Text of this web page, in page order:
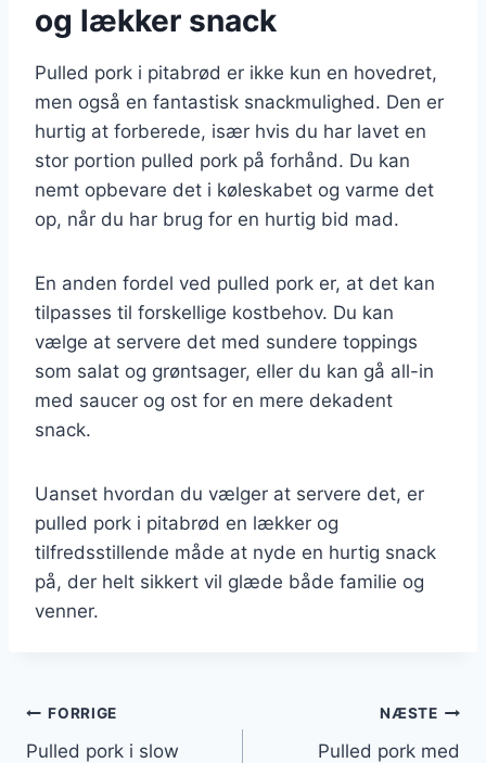
og lækker snack
Pulled pork i pitabrød er ikke kun en hovedret,
men også en fantastisk snackmulighed. Den er
hurtig at forberede, især hvis du har lavet en
stor portion pulled pork på forhånd. Du kan
nemt opbevare det i køleskabet og varme det
op, når du har brug for en hurtig bid mad.
En anden fordel ved pulled pork er, at det kan
tilpasses til forskellige kostbehov. Du kan
vælge at servere det med sundere toppings
som salat og grøntsager, eller du kan gå all-in
med saucer og ost for en mere dekadent
snack.
Uanset hvordan du vælger at servere det, er
pulled pork i pitabrød en lækker og
tilfredsstillende måde at nyde en hurtig snack
på, der helt sikkert vil glæde både familie og
venner.
Indlægsnavigation
FORRIGE
Pulled pork i slow
NÆSTE
Pulled pork med